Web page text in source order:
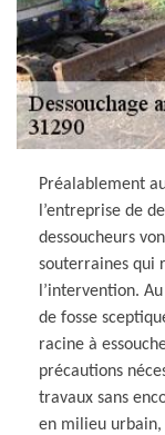
Préalablement
l’entreprise de
dessoucheurs
souterraines qui
l’intervention.
de fosse
racine à
précautions
travaux sans
en milieu urbain,